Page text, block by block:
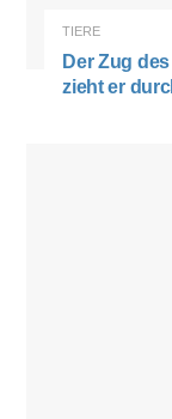
TIERE
Der Zug
zieht er